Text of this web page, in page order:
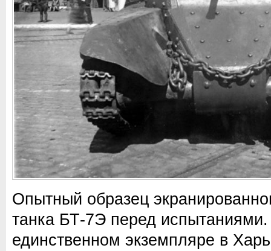
Опытный образец
танка БТ-7Э перед испытаниями.
единственном экземпляре в